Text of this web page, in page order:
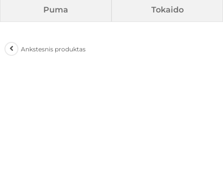
Puma Tokaido
Ankstesnis produktas